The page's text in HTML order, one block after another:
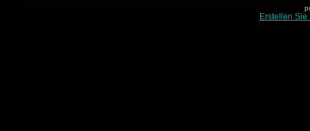
Erstellen